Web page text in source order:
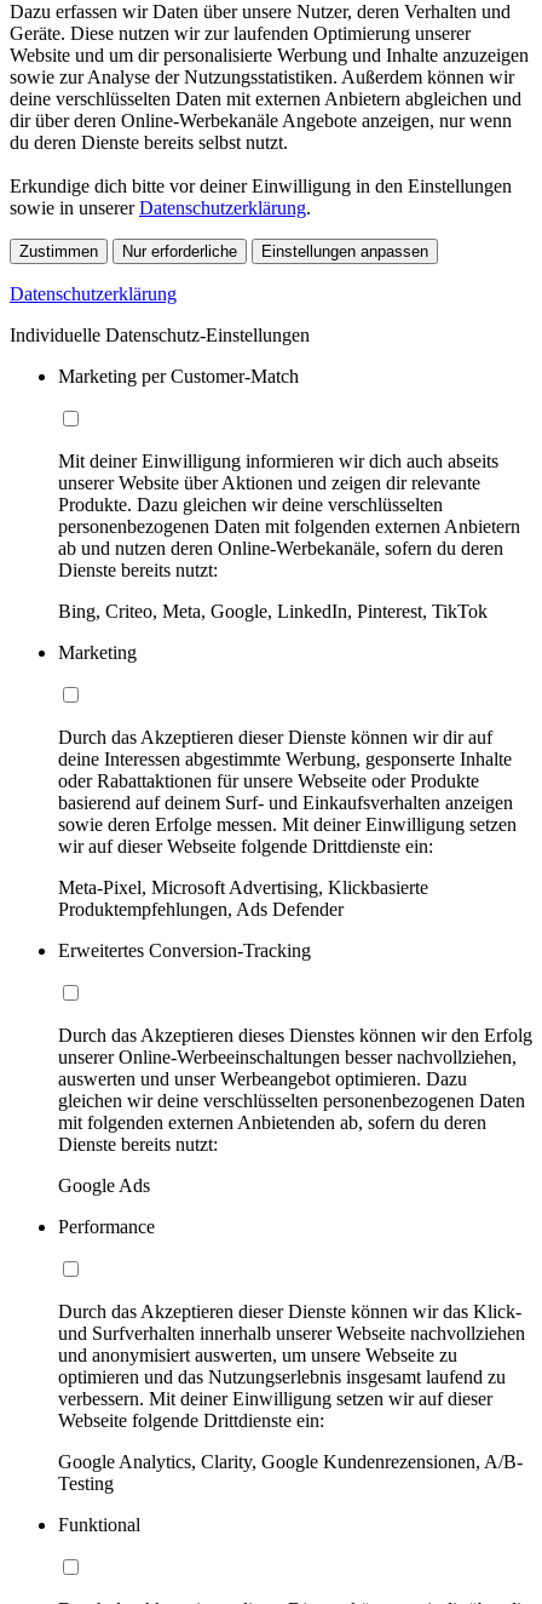
Dazu erfassen wir Daten über unsere Nutzer, deren Verhalten und
Geräte. Diese nutzen wir zur laufenden Optimierung unserer
Website und um dir personalisierte Werbung und Inhalte anzuzeigen
sowie zur Analyse der Nutzungsstatistiken. Außerdem können wir
deine verschlüsselten Daten mit externen Anbietern abgleichen und
dir über deren Online-Werbekanäle Angebote anzeigen, nur wenn
du deren Dienste bereits selbst nutzt.
Erkundige dich bitte vor deiner Einwilligung in den Einstellungen
sowie in unsererDatenschutzerklärung.
Zustimmen Nur erforderliche Einstellungen anpassen
Datenschutzerklärung
Individuelle Datenschutz-Einstellungen
Marketing per Customer-Match
Mit deiner Einwilligung informieren wir dich auch abseits
unserer Website über Aktionen und zeigen dir relevante
Produkte. Dazu gleichen wir deine verschlüsselten
personenbezogenen Daten mit folgenden externen Anbietern
ab und nutzen deren Online-Werbekanäle, sofern du deren
Dienste bereits nutzt:
Bing, Criteo, Meta, Google, LinkedIn, Pinterest, TikTok
Marketing
Durch das Akzeptieren dieser Dienste können wir dir auf
deine Interessen abgestimmte Werbung, gesponserte Inhalte
oder Rabattaktionen für unsere Webseite oder Produkte
basierend auf deinem Surf- und Einkaufsverhalten anzeigen
sowie deren Erfolge messen. Mit deiner Einwilligung setzen
wir auf dieser Webseite folgende Drittdienste ein:
Meta-Pixel, Microsoft Advertising, Klickbasierte
Produktempfehlungen, Ads Defender
Erweitertes Conversion-Tracking
Durch das Akzeptieren dieses Dienstes können wir den Erfolg
unserer Online-Werbeeinschaltungen besser nachvollziehen,
auswerten und unser Werbeangebot optimieren. Dazu
gleichen wir deine verschlüsselten personenbezogenen Daten
mit folgenden externen Anbietenden ab, sofern du deren
Dienste bereits nutzt:
Google Ads
Performance
Durch das Akzeptieren dieser Dienste können wir das Klick-
und Surfverhalten innerhalb unserer Webseite nachvollziehen
und anonymisiert auswerten, um unsere Webseite zu
optimieren und das Nutzungserlebnis insgesamt laufend zu
verbessern. Mit deiner Einwilligung setzen wir auf dieser
Webseite folgende Drittdienste ein:
Google Analytics, Clarity, Google Kundenrezensionen, A/B-
Testing
Funktional